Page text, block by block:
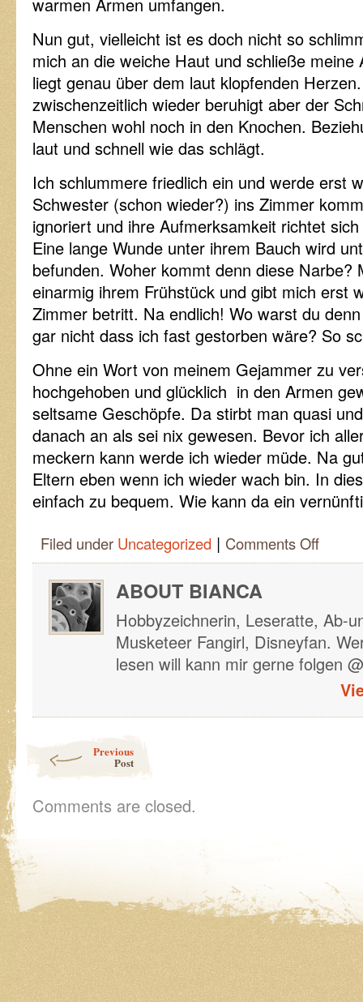
Nun gut, vielleicht ist es doch nicht so
mich an die weiche Haut und schließe
liegt genau über dem laut klopfenden
zwischenzeitlich wieder beruhigt aber der
Menschen wohl noch in den Knochen.
laut und schnell wie das schlägt.
Ich schlummere friedlich ein und werde erst
Schwester (schon wieder?) ins Zimmer
ignoriert und ihre Aufmerksamkeit richtet
Eine lange Wunde unter ihrem Bauch wird
befunden. Woher kommt denn diese Narbe?
einarmig ihrem Frühstück und gibt mich erst
Zimmer betritt. Na endlich! Wo warst du
gar nicht dass ich fast gestorben wäre? So
Ohne ein Wort von meinem Gejammer zu
hochgehoben und glücklich in den Armen
seltsame Geschöpfe. Da stirbt man quasi
danach an als sei nix gewesen. Bevor ich
meckern kann werde ich wieder müde. Na
Eltern eben wenn ich wieder wach bin. In
einfach zu bequem. Wie kann da ein
Filed under Uncategorized | Comments Offon
eines
ABOUT BIANCA
Hobbyzeichnerin, Leseratte, Ab-
Musketeer Fangirl, Disneyfan.
lesen will kann mir gerne folgen
Previous
Post
Comments are closed.